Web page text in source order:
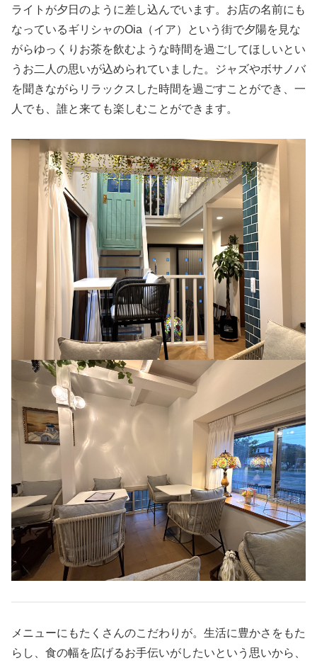
ライトが夕日のように差し込んでいます。お店の名前にも
なっているギリシャのOia（イア）という街で夕陽を見な
がらゆっくりお茶を飲むような時間を過ごしてほしいとい
うお二人の思いが込められていました。ジャズやボサノバ
を聞きながらリラックスした時間を過ごすことができ、一
人でも、誰と来ても楽しむことができます。
メニューにもたくさんのこだわりが。生活に豊かさをもた
らし、食の幅を広げるお手伝いがしたいという思いから、